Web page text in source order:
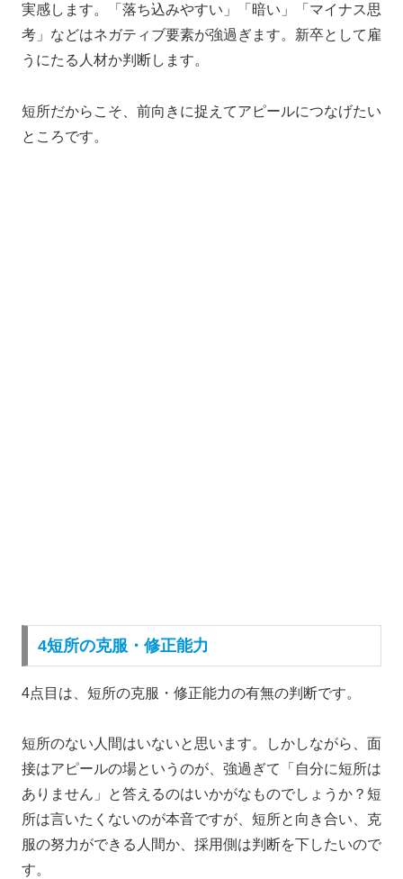
実感します。「落ち込みやすい」「暗い」「マイナス思
考」などはネガティブ要素が強過ぎます。新卒として雇
うにたる人材か判断します。
短所だからこそ、前向きに捉えてアピールにつなげたい
ところです。
4短所の克服・修正能力
4点目は、短所の克服・修正能力の有無の判断です。
短所のない人間はいないと思います。しかしながら、面
接はアピールの場というのが、強過ぎて「自分に短所は
ありません」と答えるのはいかがなものでしょうか？短
所は言いたくないのが本音ですが、短所と向き合い、克
服の努力ができる人間か、採用側は判断を下したいので
す。